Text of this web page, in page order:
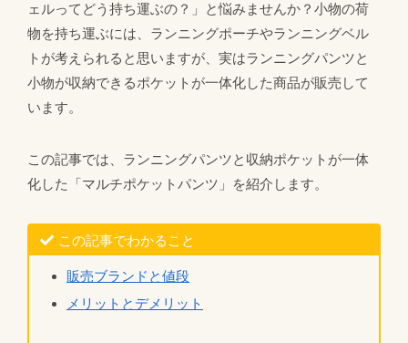
ェルってどう持ち運ぶの？」と悩みませんか？小物の荷
物を持ち運ぶには、ランニングポーチやランニングベル
トが考えられると思いますが、実はランニングパンツと
小物が収納できるポケットが一体化した商品が販売して
います。
この記事では、ランニングパンツと収納ポケットが一体
化した「マルチポケットパンツ」を紹介します。
この記事でわかること
販売ブランドと値段
メリットとデメリット